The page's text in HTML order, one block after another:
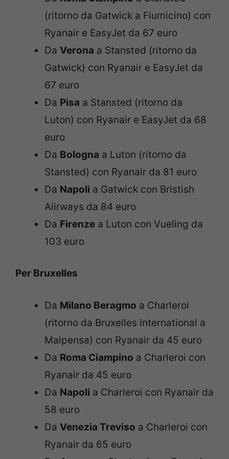
(ritorno da Gatwick a Fiumicino) con
Ryanair e EasyJet da 67 euro
Da Verona a Stansted (ritorno da
Gatwick) con Ryanair e EasyJet da
67 euro
Da Pisa a Stansted (ritorno da
Luton) con Ryanair e EasyJet da 68
euro
Da Bologna a Luton (ritorno da
Stansted) con Ryanair da 81 euro
Da Napoli a Gatwick con Bristish
Aiirways da 84 euro
Da Firenze a Luton con Vueling da
103 euro
Per Bruxelles
Da Milano Beragmo a Charleroi
(ritorno da Bruxelles International a
Malpensa) con Ryanair da 45 euro
Da Roma Ciampino a Charleroi con
Ryanair da 45 euro
Da Napoli a Charleroi con Ryanair da
58 euro
Da Venezia Treviso a Charleroi con
Ryanair da 65 euro